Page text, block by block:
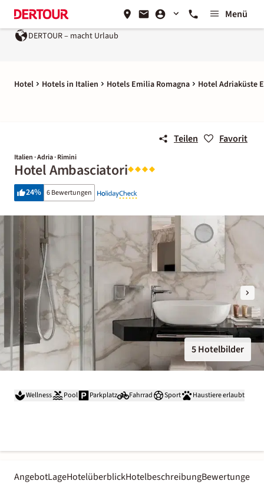
Menü
DERTOUR – macht Urlaub
Hotel Hotels in Italien Hotels Emilia Romagna Hotel Adriaküste
Teilen Favorit
Italien · Adria · Rimini
Hotel Ambasciatori
24% 6 Bewertungen
5 Hotelbilder
Wellness Pool Parkplatz Fahrrad Sport Haustiere erlaubt
AngebotLageHotelüberblickHotelbeschreibungBewertungen